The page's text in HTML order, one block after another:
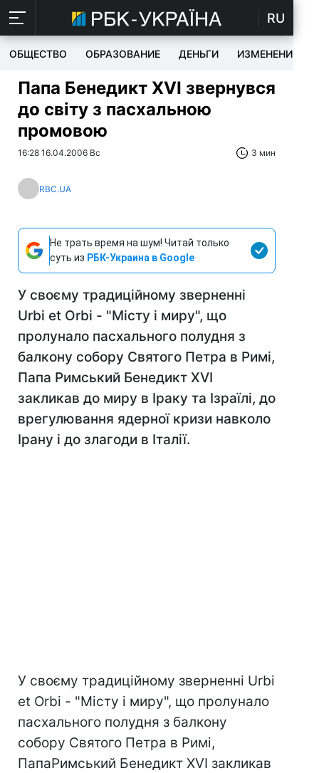
RU
ОБЩЕСТВО ОБРАЗОВАНИЕ ДЕНЬГИ ИЗМЕНЕНИЯ
Папа Бенедикт XVI звернувся
до світу з пасхальною
промовою
16:28 16.04.2006 Вс 3 мин
RBC.UA
Не трать время на шум! Читай только
суть из РБК-Украина в Google
У своєму традиційному зверненні
Urbi et Orbi - "Місту і миру", що
пролунало пасхального полудня з
балкону собору Святого Петра в Римі,
Папа Римський Бенедикт XVI
закликав до миру в Іраку та Ізраїлі, до
врегулювання ядерної кризи навколо
Ірану і до злагоди в Італії.
У своєму традиційному зверненні Urbi
et Orbi - "Місту і миру", що пролунало
пасхального полудня з балкону
собору Святого Петра в Римі,
ПапаРимський Бенедикт XVI закликав